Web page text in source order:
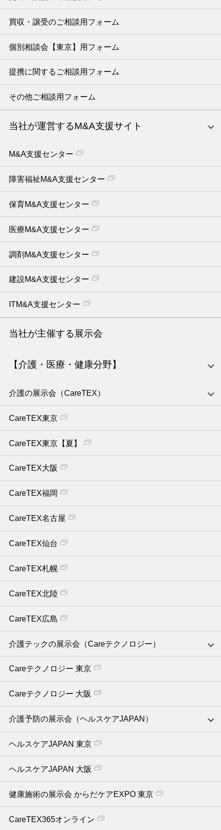
買収・譲受のご相談用フォーム
個別相談会【東京】用フォーム
提携に関するご相談用フォーム
その他ご相談用フォーム
当社が運営するM&A支援サイト
M&A支援センター
障害福祉M&A支援センター
保育M&A支援センター
医療M&A支援センター
調剤M&A支援センター
建設M&A支援センター
ITM&A支援センター
当社が主催する展示会
【介護・医療・健康分野】
介護の展示会（CareTEX）
CareTEX東京
CareTEX東京【夏】
CareTEX大阪
CareTEX福岡
CareTEX名古屋
CareTEX仙台
CareTEX札幌
CareTEX北陸
CareTEX広島
介護テックの展示会（Careテクノロジー）
Careテクノロジー 東京
Careテクノロジー 大阪
介護予防の展示会（ヘルスケアJAPAN）
ヘルスケアJAPAN 東京
ヘルスケアJAPAN 大阪
健康施術の展示会 からだケアEXPO 東京
CareTEX365オンライン